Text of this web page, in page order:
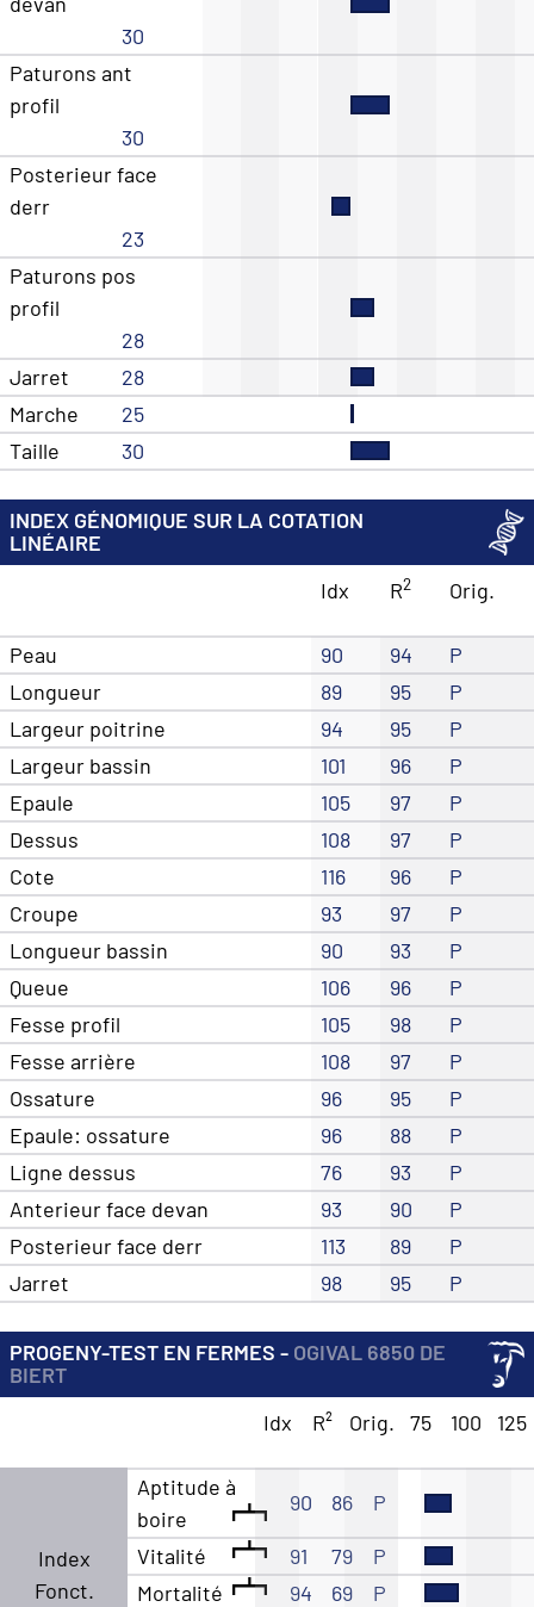
30
Paturons ant
profil
30
Posterieur face
derr
23
Paturons pos
profil
28
Jarret
28
Marche
25
Taille
30
INDEX GÉNOMIQUE SUR LA COTATION
LINÉAIRE
Idx
R2 Orig.
Peau 90 94
P
Longueur
89 95
P
Largeur poitrine
94 95
P
Largeur bassin
101 96
P
Epaule
105 97
P
Dessus
108 97
P
Cote
116 96
P
Croupe
93 97
P
Longueur bassin
90 93
P
Queue
106 96
P
Fesse profil
105 98
P
Fesse arrière
108 97
P
Ossature
96 95
P
Epaule: ossature
96 88
P
Ligne dessus
76 93
P
Anterieur face devan
93 90
P
Posterieur face derr
113 89
P
Jarret
98 95 P
PROGENY-TEST EN FERMES - OGIVAL 6850 DE
BIERT
Idx
R² Orig. 75 100 125
Index
Fonct.
Aptitude à
boire
90 86 P
Vitalité 91 79
P
Mortalité
94 69
P